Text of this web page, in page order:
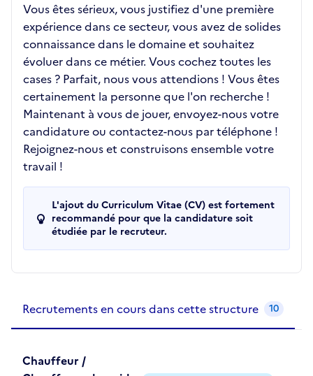
Vous êtes sérieux, vous justifiez d'une première
expérience dans ce secteur, vous avez de solides
connaissance dans le domaine et souhaitez
évoluer dans ce métier. Vous cochez toutes les
cases ? Parfait, nous vous attendions ! Vous êtes
certainement la personne que l'on recherche !
Maintenant à vous de jouer, envoyez-nous votre
candidature ou contactez-nous par téléphone !
Rejoignez-nous et construisons ensemble votre
travail !
L'ajout du Curriculum Vitae (CV) est fortement
recommandé pour que la candidature soit
étudiée par le recruteur.
Recrutements en cours dans cette structure 10
Chauffeur /